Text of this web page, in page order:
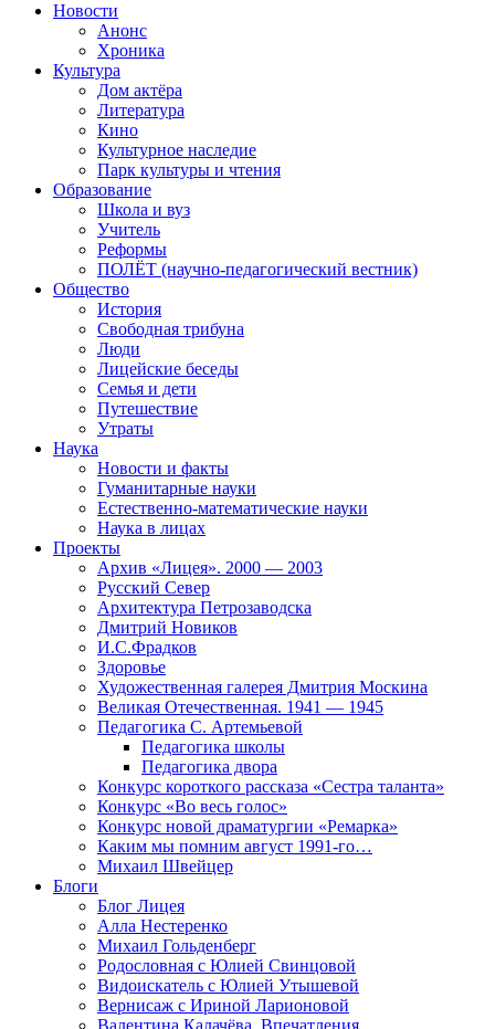
Новости
Анонс
Хроника
Культура
Дом актёра
Литература
Кино
Культурное наследие
Парк культуры и чтения
Образование
Школа и вуз
Учитель
Реформы
ПОЛЁТ (научно-педагогический вестник)
Общество
История
Свободная трибуна
Люди
Лицейские беседы
Семья и дети
Путешествие
Утраты
Наука
Новости и факты
Гуманитарные науки
Естественно-математические науки
Наука в лицах
Проекты
Архив «Лицея». 2000 — 2003
Русский Север
Архитектура Петрозаводска
Дмитрий Новиков
И.С.Фрадков
Здоровье
Художественная галерея Дмитрия Москина
Великая Отечественная. 1941 — 1945
Педагогика С. Артемьевой
Педагогика школы
Педагогика двора
Конкурс короткого рассказа «Сестра таланта»
Конкурс «Во весь голос»
Конкурс новой драматургии «Ремарка»
Каким мы помним август 1991-го…
Михаил Швейцер
Блоги
Блог Лицея
Алла Нестеренко
Михаил Гольденберг
Родословная с Юлией Свинцовой
Видоискатель с Юлией Утышевой
Вернисаж с Ириной Ларионовой